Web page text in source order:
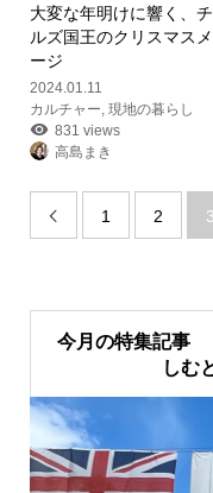
大変な年明けに響く、
ルズ国王のクリスマス
ージ
2024.01.11
カルチャー, 現地の暮らし
831 views
高島まき
 1 2 3
今月の特集記事
しむ